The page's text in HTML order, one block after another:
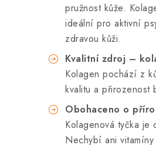
pružnost kůže.
ideální pro aktivní
zdravou kůži.
Kvalitní zdroj –
Kolagen pochází z
kvalitu a přirozenost
Obohaceno o
Kolagenová tyčka
Nechybí ani